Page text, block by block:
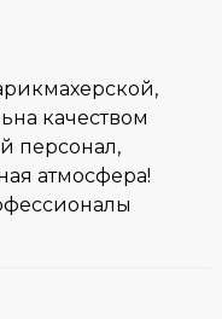
качеством
персонал,
атмосфера!